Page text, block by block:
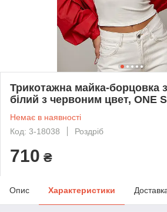
Трикотажна майка-борцовка
білий з червоним цвет, ONE
Немає в наявності
Код: 3-18038
Роздріб
710 ₴
Опис Характеристики